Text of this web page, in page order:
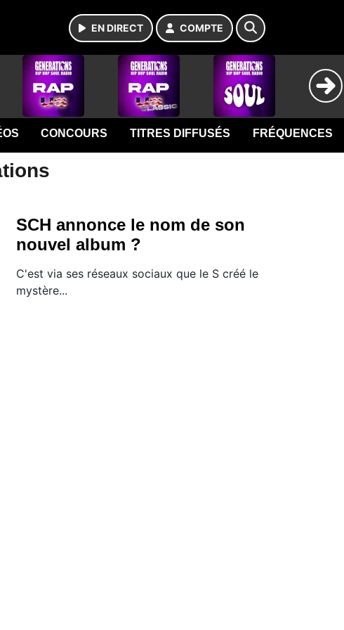
EN DIRECT COMPTE
CONCOURS TITRES DIFFUSÉS FRÉQUENCES
SCH annonce le nom de son
nouvel album ?
C'est via ses réseaux sociaux que le S créé le
mystère...